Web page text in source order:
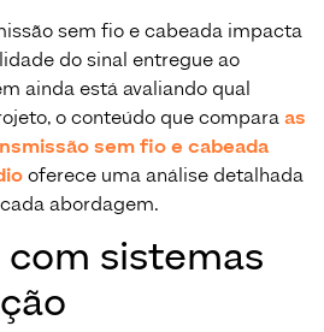
sem fio e cabeada impacta
do sinal entregue ao
ainda está avaliando qual
o conteúdo que comparaas
sem fio e cabeada
oferece uma análise detalhada
abordagem.
sistemas